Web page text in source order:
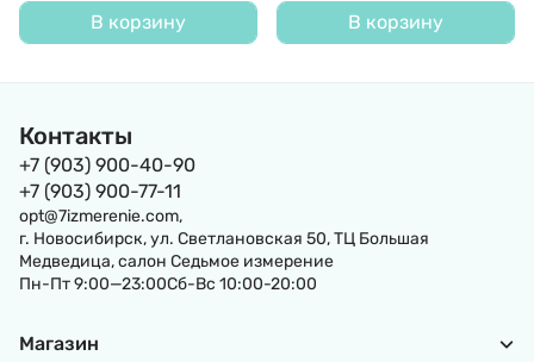
В корзину В корзину
Контакты
+7 (903) 900-40-90
+7 (903) 900-77-11
opt@7izmerenie.com,
г. Новосибирск, ул. Светлановская 50, ТЦ Большая
Медведица, салон Седьмое измерение
Пн-Пт 9:00—23:00Сб-Вс 10:00-20:00
Магазин